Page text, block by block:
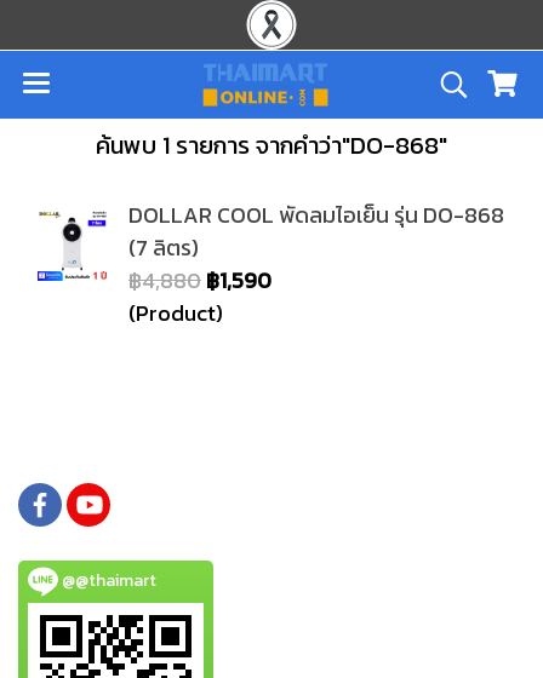
ค้นพบ 1 รายการ จากคำว่า"DO-868"
DOLLAR COOL พัดลมไอเย็น รุ่น DO-868
(7 ลิตร)
฿4,880฿1,590
(Product)
@@thaimart